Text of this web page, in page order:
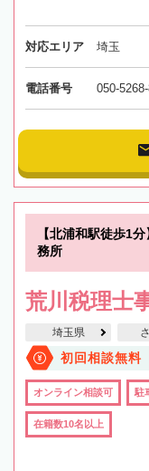
対応エリア 埼玉
電話番号 050-
【北浦和駅徒歩1
務所
荒川税理士
埼玉県
初回相談無料
オンライン相談可 駐
在籍数10名以上